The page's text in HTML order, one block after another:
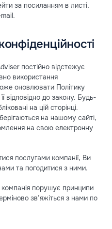
за посиланням в листі,
постійно відстежує
використання
оновлювати Політику
відповідно до закону. Будь-
на цій сторінці.
на нашому сайті,
на свою електронну
послугами компанії, Ви
та погодитися з ними.
порушує принципи
зв’яжіться з нами по